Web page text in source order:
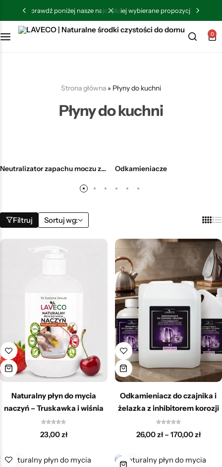
sprawdź poniżej nasze najczęściej wybierane propozycje.
0
Strona główna » Płyny do kuchni
Płyny do kuchni
Neutralizator zapachu moczu zwierząt Odkamieniacze
Filtruj Sortuj wg:
Naturalny płyn do mycia
naczyń – Truskawka i wiśnia
23,00zł
Odkamieniacz do czajnika i
żelazka z inhibitorem korozji
26,00zł – 170,00zł
Płyny do akcesoriów dziecięcych
Płyny do robotów mopujących
Płyny do ekspresów
Neutralizator zapachu moczu zwierząt
Płyny do prania i płukania
Płyn czyszczący okulary i ekrany
Nowości
Płyny do łazienki
Płyny do podłóg